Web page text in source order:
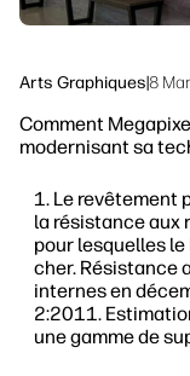
Arts Graphiques|8
Comment
modernisant sa
Le revêtement
la résistance aux
pour lesquelles
cher. Résistance
internes en
2:2011.
une gamme de